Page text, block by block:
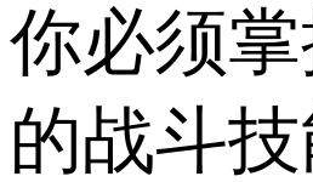
你必须
的战斗